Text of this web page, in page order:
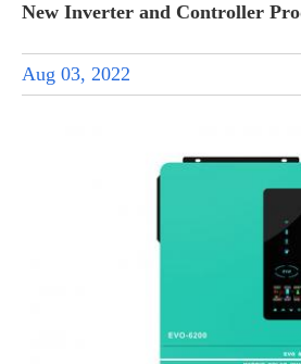
New Inverter and Controller
Aug 03, 2022